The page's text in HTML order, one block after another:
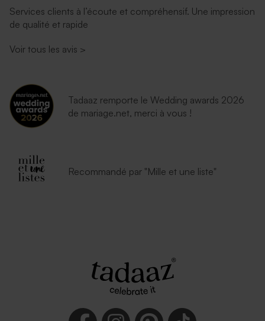
Services clients à l’écoute et compréhensif. Une impression
de qualité et rapide
Voir tous les avis >
Tadaaz remporte le Wedding awards 2026
de mariage.net, merci à vous !
Recommandé par "Mille et une liste"